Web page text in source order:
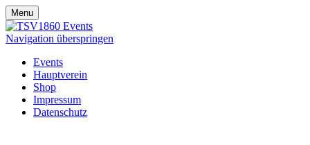
Menu
Navigation überspringen
Events
Hauptverein
Shop
Impressum
Datenschutz